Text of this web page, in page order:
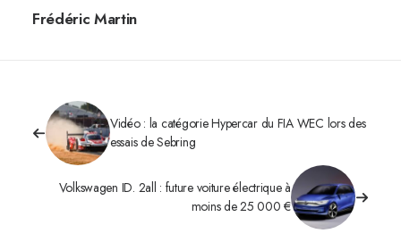
Frédéric Martin
Vidéo : la catégorie Hypercar du FIA WEC lors des
essais de Sebring
Volkswagen ID. 2all : future voiture électrique à
moins de 25 000 €